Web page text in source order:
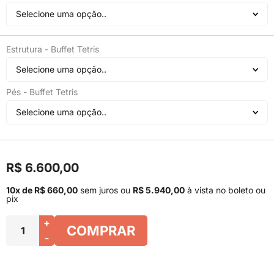
Selecione uma opção..
Estrutura - Buffet Tetris
Selecione uma opção..
Pés - Buffet Tetris
Selecione uma opção..
R$ 6.600,00
10x de R$ 660,00 sem juros ou R$ 5.940,00 à vista no boleto ou
pix
+
-
COMPRAR